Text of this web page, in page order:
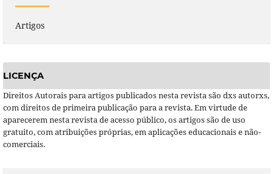
Artigos
LICENÇA
Direitos Autorais para artigos publicados nesta revista são dxs autorxs,
com direitos de primeira publicação para a revista. Em virtude de
aparecerem nesta revista de acesso público, os artigos são de uso
gratuito, com atribuições próprias, em aplicações educacionais e não-
comerciais.